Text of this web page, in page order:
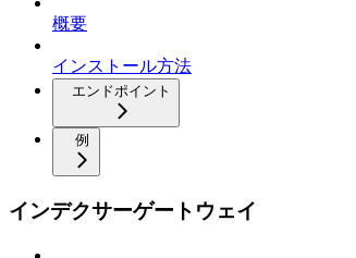
概要
インストール方法
エンドポイント
例
インデクサーゲートウェイ